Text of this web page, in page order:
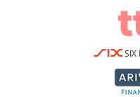
SIX